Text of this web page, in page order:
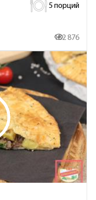
5 порций
182 876